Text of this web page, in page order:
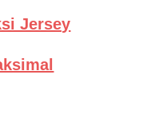
Jersey